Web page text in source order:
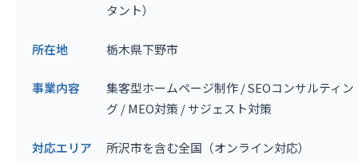
タント）
所在地 栃木県下野市
事業内容
集客型ホームページ制作 / SEOコンサルティン
グ / MEO対策 / サジェスト対策
対応エリア 所沢市を含む全国（オンライン対応）